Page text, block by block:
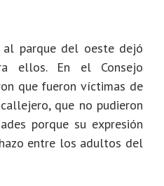
al parque del oeste dejó
ellos. En el Consejo
que fueron víctimas de
que no pudieron
porque su expresión
entre los adultos del